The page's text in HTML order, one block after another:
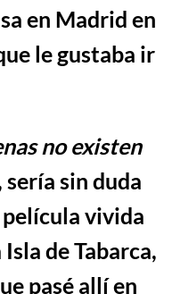
en Madrid en
le gustaba ir
no existen
sin duda
vivida
de Tabarca,
pasé allí en